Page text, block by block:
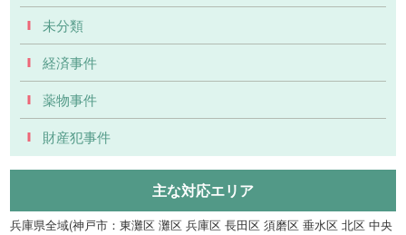
未分類
経済事件
薬物事件
財産犯事件
主な対応エリア
兵庫県全域(神戸市：東灘区 灘区 兵庫区 長田区 須磨区 垂水区 北区 中央